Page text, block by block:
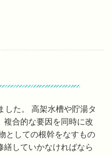
した。 高架水槽や貯湯タ
複合的な要因を同時に改
としての根幹をなすもの
していかなければなら